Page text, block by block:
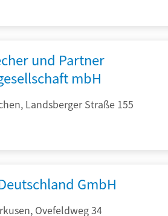
und Partner
mbH
Landsberger Straße 155
GmbH
Ovefeldweg 34